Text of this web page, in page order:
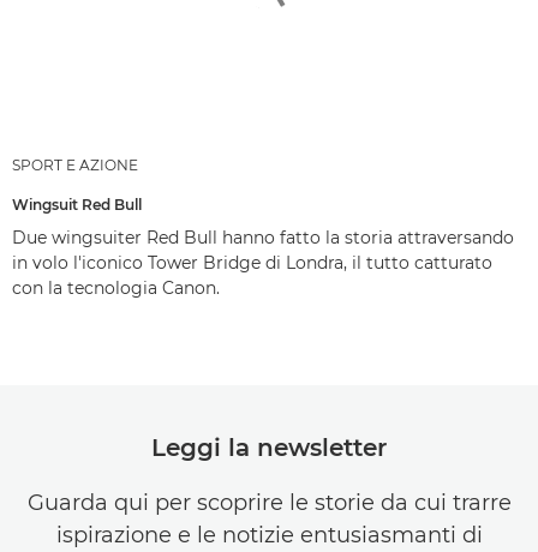
SPORT E AZIONE
Wingsuit Red Bull
Due wingsuiter Red Bull hanno fatto la storia attraversando
in volo l'iconico Tower Bridge di Londra, il tutto catturato
con la tecnologia Canon.
Leggi la newsletter
Guarda qui per scoprire le storie da cui trarre
ispirazione e le notizie entusiasmanti di